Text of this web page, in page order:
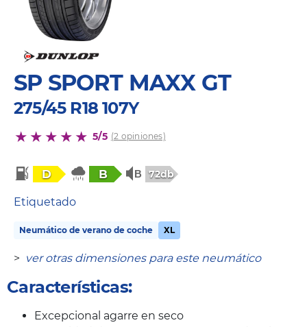
SP SPORT MAXX GT
275/45 R18 107Y
5/5 (2 opiniones)
D B 72db
Etiquetado
Neumático de verano de coche XL
> ver otras dimensiones para este neumático
Características:
Excepcional agarre en seco